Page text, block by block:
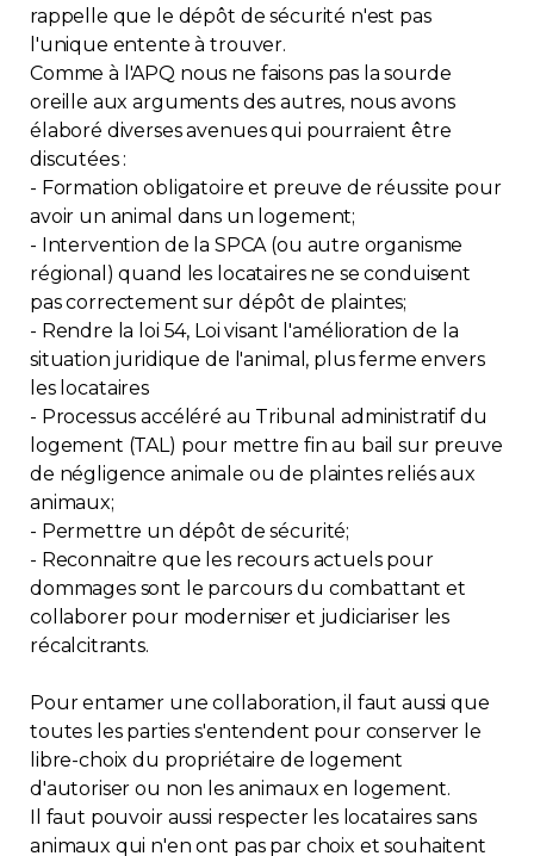
rappelle que le dépôt de sécurité n'est pas
l'unique entente à trouver.
Comme à l'APQ nous ne faisons pas la sourde
oreille aux arguments des autres, nous avons
élaboré diverses avenues qui pourraient être
discutées :
- Formation obligatoire et preuve de réussite pour
avoir un animal dans un logement;
- Intervention de la SPCA (ou autre organisme
régional) quand les locataires ne se conduisent
pas correctement sur dépôt de plaintes;
- Rendre la loi 54, Loi visant l'amélioration de la
situation juridique de l'animal, plus ferme envers
les locataires
- Processus accéléré au Tribunal administratif du
logement (TAL) pour mettre fin au bail sur preuve
de négligence animale ou de plaintes reliés aux
animaux;
- Permettre un dépôt de sécurité;
- Reconnaitre que les recours actuels pour
dommages sont le parcours du combattant et
collaborer pour moderniser et judiciariser les
récalcitrants.
Pour entamer une collaboration, il faut aussi que
toutes les parties s'entendent pour conserver le
libre-choix du propriétaire de logement
d'autoriser ou non les animaux en logement.
Il faut pouvoir aussi respecter les locataires sans
animaux qui n'en ont pas par choix et souhaitent